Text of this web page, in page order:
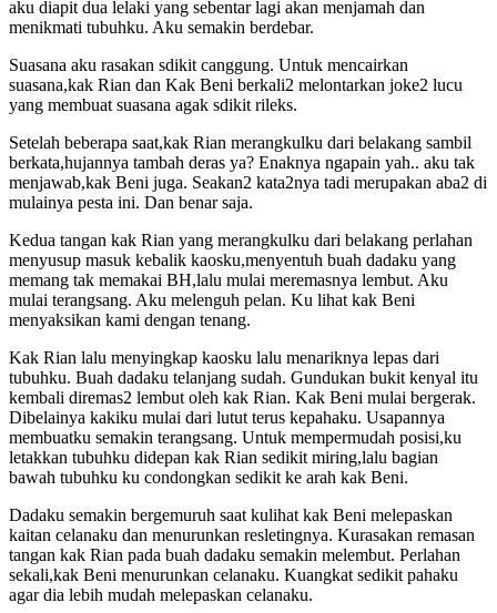
aku diapit dua lelaki yang sebentar lagi akan menjamah dan
menikmati tubuhku. Aku semakin berdebar.
Suasana aku rasakan sdikit canggung. Untuk mencairkan
suasana,kak Rian dan Kak Beni berkali2 melontarkan joke2 lucu
yang membuat suasana agak sdikit rileks.
Setelah beberapa saat,kak Rian merangkulku dari belakang sambil
berkata,hujannya tambah deras ya? Enaknya ngapain yah.. aku tak
menjawab,kak Beni juga. Seakan2 kata2nya tadi merupakan aba2 di
mulainya pesta ini. Dan benar saja.
Kedua tangan kak Rian yang merangkulku dari belakang perlahan
menyusup masuk kebalik kaosku,menyentuh buah dadaku yang
memang tak memakai BH,lalu mulai meremasnya lembut. Aku
mulai terangsang. Aku melenguh pelan. Ku lihat kak Beni
menyaksikan kami dengan tenang.
Kak Rian lalu menyingkap kaosku lalu menariknya lepas dari
tubuhku. Buah dadaku telanjang sudah. Gundukan bukit kenyal itu
kembali diremas2 lembut oleh kak Rian. Kak Beni mulai bergerak.
Dibelainya kakiku mulai dari lutut terus kepahaku. Usapannya
membuatku semakin terangsang. Untuk mempermudah posisi,ku
letakkan tubuhku didepan kak Rian sedikit miring,lalu bagian
bawah tubuhku ku condongkan sedikit ke arah kak Beni.
Dadaku semakin bergemuruh saat kulihat kak Beni melepaskan
kaitan celanaku dan menurunkan resletingnya. Kurasakan remasan
tangan kak Rian pada buah dadaku semakin melembut. Perlahan
sekali,kak Beni menurunkan celanaku. Kuangkat sedikit pahaku
agar dia lebih mudah melepaskan celanaku.